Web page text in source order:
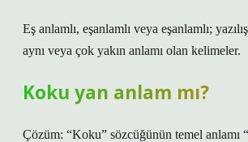
Eş anlamlı, eşanlamlı veya eşanlamlı;
aynı veya çok yakın anlamı olan kelimeler.
Koku yan anlam mı?
Çözüm: “Koku” sözcüğünün temel anlamı